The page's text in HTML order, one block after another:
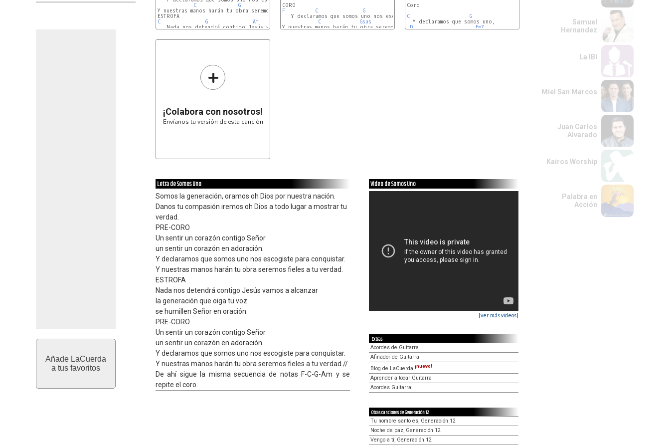
Añade LaCuerda
a tus favoritos
C
G Am
Y nuestras manos harán tu obra seremos fieles a tu verdad.
C
G Am
   Nada nos detendrá contigo Jesús vamos a alcanzar
F
C G
   Y declaramos que somos uno nos escogiste para conquistar.
C
Gsus Am7 F-C/G-G-Am7
Y nuestras manos harán tu obra seremos fieles a tu verdad.
Coro
C
G
  Y declaramos que somos uno,
D
Em7
+
¡Colabora con nosotros!
Envíanos tu versión de esta canción
Letra de Somos Uno
Somos la generación, oramos oh Dios por nuestra nación.
Danos tu compasión iremos oh Dios a todo lugar a mostrar tu
verdad.
PRE-CORO
Un sentir un corazón contigo Señor
un sentir un corazón en adoración.
Y declaramos que somos uno nos escogiste para conquistar.
Y nuestras manos harán tu obra seremos fieles a tu verdad.
ESTROFA
Nada nos detendrá contigo Jesús vamos a alcanzar
la generación que oiga tu voz
se humillen Señor en oración.
PRE-CORO
Un sentir un corazón contigo Señor
un sentir un corazón en adoración.
Y declaramos que somos uno nos escogiste para conquistar.
Y nuestras manos harán tu obra seremos fieles a tu verdad.//
De ahí sigue la misma secuencia de notas F-C-G-Am y se
repite el coro.
Video de Somos Uno
[ver más videos]
Extras
Acordes de Guitarra
Afinador de Guitarra
Blog de LaCuerda ¡nuevo!
Aprender a tocar Guitarra
Acordes Guitarra
Otras canciones de Generación 12
Tu nombre santo es, Generación 12
Noche de paz, Generación 12
Vengo a tí, Generación 12
Samuel
Hernandez
La IBI
Miel San Marcos
Juan Carlos
Alvarado
Kairos Worship
Palabra en
Acción